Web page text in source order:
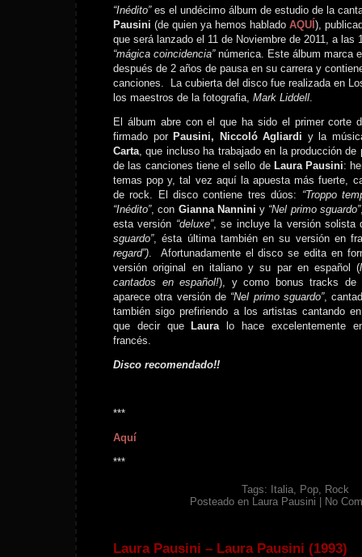
“Inédito”es el undécimo álbum de estudio de la
Pausini (de quien ya hemos hablado AQUÍ ),
que será lanzado el 11 de Noviembre de 2011, a las
“mágica coincidencia”númerica. Este álbum marca
después de 2 años de pausa en su carrera y
canciones. La cubierta del disco fue realizada en
los maestros de la fotografia, Mark Liddell.
El álbum abre con el que ha sido el primer corte
firmado por Pausini, Niccoló Agliardi y la
Carta, que incluso ha trabajado en la producción
de las canciones tiene el sello de Laura Pausini:
temas pop y, tal vez aquí la apuesta más fuerte,
de rock. El disco contiene tres dúos: “Troppo
“Inédito”, con Gianna Nannini y “Nel primo sguardo”
esta versión “deluxe”, se incluye la versión solista
sguardo”, ésta última también en su versión en
regard”). Afortunadamente el disco se edita en
versión original en italiano y su par en español (
cantados en español!), y como bonus tracks de
aparece otra versión de “Nel primo sguardo”,
también sigo prefiriendo a los artistas cantando
que decir que
Lauralo hace excelentemente
francés.
Disco recomendado!!
***
Aquí
***
Tags: Italia, Pop, Rock
Posteado en Laura Pausini No
Laura Pausini – Laura Pausini (1993)